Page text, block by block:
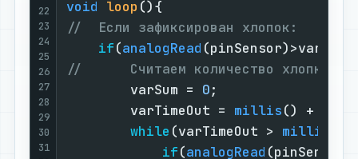
22
23
24
25
26
27
28
29
30
31
void loop ()
//  Если зафиксирован
if(analogRead
//      Считаем количество
        varSum =
0
        varTimeOut =
millis()
while (varTimeOut > millis
if(analogRead